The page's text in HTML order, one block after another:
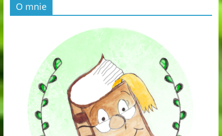
O mnie